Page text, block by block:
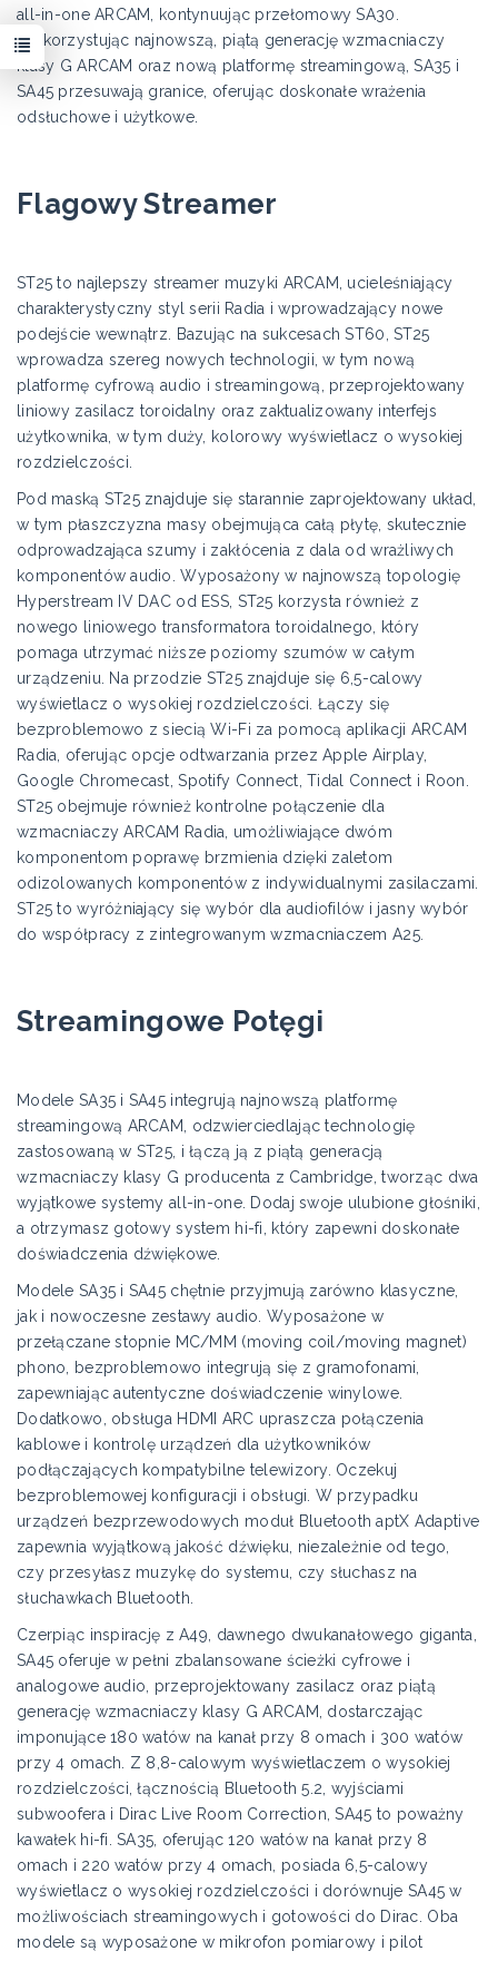
all-in-one ARCAM, kontynuując przełomowy SA30.
Wykorzystując najnowszą, piątą generację wzmacniaczy
klasy G ARCAM oraz nową platformę streamingową, SA35 i
SA45 przesuwają granice, oferując doskonałe wrażenia
odsłuchowe i użytkowe.
Flagowy Streamer
ST25 to najlepszy streamer muzyki ARCAM, ucieleśniający
charakterystyczny styl serii Radia i wprowadzający nowe
podejście wewnątrz. Bazując na sukcesach ST60, ST25
wprowadza szereg nowych technologii, w tym nową
platformę cyfrową audio i streamingową, przeprojektowany
liniowy zasilacz toroidalny oraz zaktualizowany interfejs
użytkownika, w tym duży, kolorowy wyświetlacz o wysokiej
rozdzielczości.
Pod maską ST25 znajduje się starannie zaprojektowany układ,
w tym płaszczyzna masy obejmująca całą płytę, skutecznie
odprowadzająca szumy i zakłócenia z dala od wrażliwych
komponentów audio. Wyposażony w najnowszą topologię
Hyperstream IV DAC od ESS, ST25 korzysta również z
nowego liniowego transformatora toroidalnego, który
pomaga utrzymać niższe poziomy szumów w całym
urządzeniu. Na przodzie ST25 znajduje się 6,5-calowy
wyświetlacz o wysokiej rozdzielczości. Łączy się
bezproblemowo z siecią Wi-Fi za pomocą aplikacji ARCAM
Radia, oferując opcje odtwarzania przez Apple Airplay,
Google Chromecast, Spotify Connect, Tidal Connect i Roon.
ST25 obejmuje również kontrolne połączenie dla
wzmacniaczy ARCAM Radia, umożliwiające dwóm
komponentom poprawę brzmienia dzięki zaletom
odizolowanych komponentów z indywidualnymi zasilaczami.
ST25 to wyróżniający się wybór dla audiofilów i jasny wybór
do współpracy z zintegrowanym wzmacniaczem A25.
Streamingowe Potęgi
Modele SA35 i SA45 integrują najnowszą platformę
streamingową ARCAM, odzwierciedlając technologię
zastosowaną w ST25, i łączą ją z piątą generacją
wzmacniaczy klasy G producenta z Cambridge, tworząc dwa
wyjątkowe systemy all-in-one. Dodaj swoje ulubione głośniki,
a otrzymasz gotowy system hi-fi, który zapewni doskonałe
doświadczenia dźwiękowe.
Modele SA35 i SA45 chętnie przyjmują zarówno klasyczne,
jak i nowoczesne zestawy audio. Wyposażone w
przełączane stopnie MC/MM (moving coil/moving magnet)
phono, bezproblemowo integrują się z gramofonami,
zapewniając autentyczne doświadczenie winylowe.
Dodatkowo, obsługa HDMI ARC upraszcza połączenia
kablowe i kontrolę urządzeń dla użytkowników
podłączających kompatybilne telewizory. Oczekuj
bezproblemowej konfiguracji i obsługi. W przypadku
urządzeń bezprzewodowych moduł Bluetooth aptX Adaptive
zapewnia wyjątkową jakość dźwięku, niezależnie od tego,
czy przesyłasz muzykę do systemu, czy słuchasz na
słuchawkach Bluetooth.
Czerpiąc inspirację z A49, dawnego dwukanałowego giganta,
SA45 oferuje w pełni zbalansowane ścieżki cyfrowe i
analogowe audio, przeprojektowany zasilacz oraz piątą
generację wzmacniaczy klasy G ARCAM, dostarczając
imponujące 180 watów na kanał przy 8 omach i 300 watów
przy 4 omach. Z 8,8-calowym wyświetlaczem o wysokiej
rozdzielczości, łącznością Bluetooth 5.2, wyjściami
subwoofera i Dirac Live Room Correction, SA45 to poważny
kawałek hi-fi. SA35, oferując 120 watów na kanał przy 8
omach i 220 watów przy 4 omach, posiada 6,5-calowy
wyświetlacz o wysokiej rozdzielczości i dorównuje SA45 w
możliwościach streamingowych i gotowości do Dirac. Oba
modele są wyposażone w mikrofon pomiarowy i pilot